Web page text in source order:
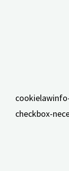
checkbox-